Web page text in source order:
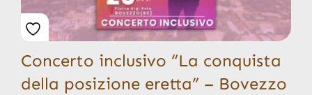
Concerto inclusivo “La conquista
della posizione eretta” – Bovezzo